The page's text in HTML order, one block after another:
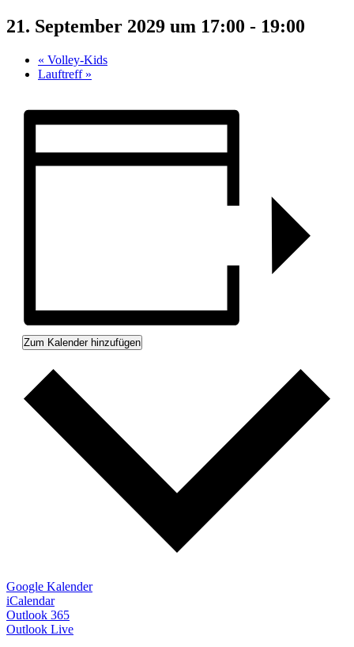
21. September 2029 um 17:00 - 19:00
« Volley-Kids
Lauftreff »
Zum Kalender hinzufügen
Google Kalender
iCalendar
Outlook 365
Outlook Live